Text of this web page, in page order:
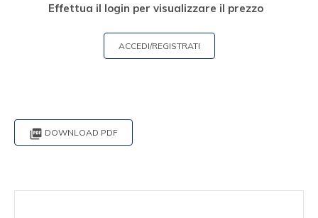
Effettua il login per visualizzare il prezzo
ACCEDI/REGISTRATI
 DOWNLOAD PDF